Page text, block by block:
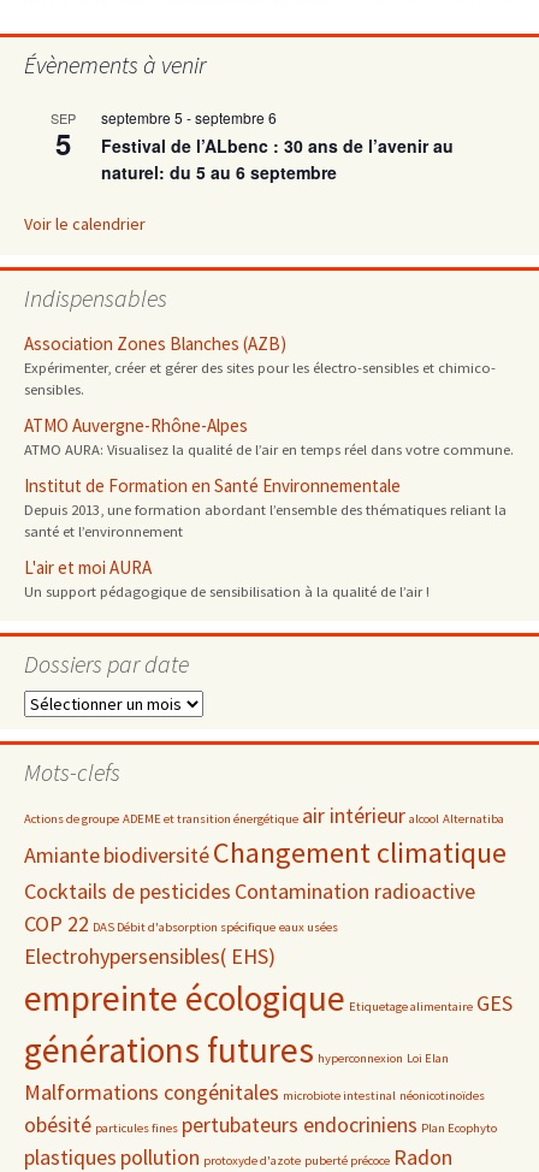
des
articles
Évènements à venir
SEP
5
septembre 5 -septembre 6
Festival de l’ALbenc : 30 ans de l’avenir au
naturel: du 5 au 6 septembre
Voir le calendrier
Indispensables
Association Zones Blanches (AZB)
Expérimenter, créer et gérer des sites pour les électro-sensibles et chimico-
sensibles.
ATMO Auvergne-Rhône-Alpes
ATMO AURA: Visualisez la qualité de l’air en temps réel dans votre commune.
Institut de Formation en Santé Environnementale
Depuis 2013, une formation abordant l’ensemble des thématiques reliant la
santé et l’environnement
L'air et moi AURA
Un support pédagogique de sensibilisation à la qualité de l’air !
Dossiers par date
Dossiers
date
Mots-clefs
Actions de groupe ADEME et transition énergétique air intérieur alcool Alternatiba
AmiantebiodiversitéChangement climatique
Cocktails de pesticides Contamination radioactive
COP 22 DAS Débit d'absorption spécifique eaux usées
Electrohypersensibles( EHS)
empreinte écologique Etiquetage alimentaire GES
générations futures hyperconnexion Loi Elan
Malformations congénitales microbiote intestinal néonicotinoïdes
obésité particules fines pertubateurs endocriniens Plan Ecophyto
plastiques pollution protoxyde d'azote puberté précoce Radon